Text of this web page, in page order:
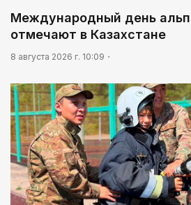
Международный день
отмечают в Казахстане
8 августа 2026 г. 10:09